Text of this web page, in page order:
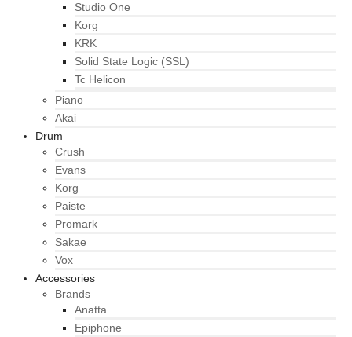
Studio One
Korg
KRK
Solid State Logic (SSL)
Tc Helicon
Piano
Akai
Drum
Crush
Evans
Korg
Paiste
Promark
Sakae
Vox
Accessories
Brands
Anatta
Epiphone